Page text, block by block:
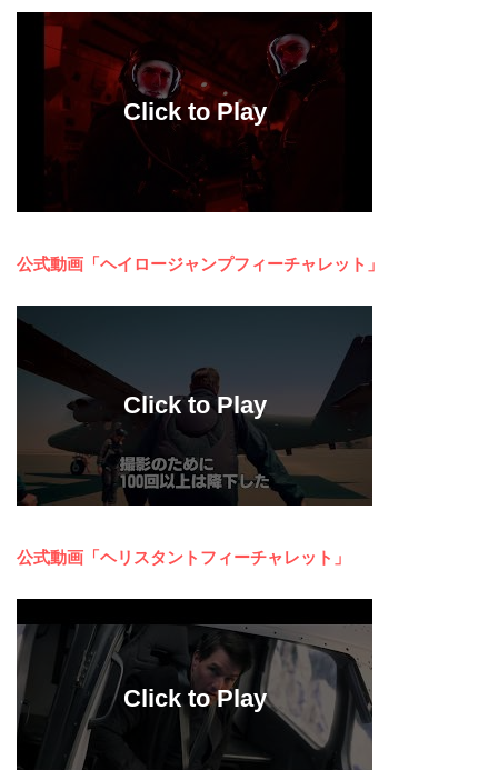
公式動画「ヘイロージャンプフィーチャレット」
公式動画「ヘリスタントフィーチャレット」